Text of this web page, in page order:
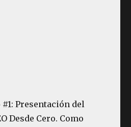
#1: Presentación del
Desde Cero. Como